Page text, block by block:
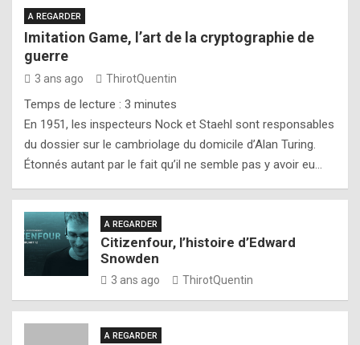
A REGARDER
Imitation Game, l’art de la cryptographie de
guerre
3 ans ago ThirotQuentin
Temps de lecture : 3 minutes
En 1951, les inspecteurs Nock et Staehl sont responsables
du dossier sur le cambriolage du domicile d’Alan Turing.
Étonnés autant par le fait qu’il ne semble pas y avoir eu…
A REGARDER
Citizenfour, l’histoire d’Edward
Snowden
3 ans ago ThirotQuentin
A REGARDER